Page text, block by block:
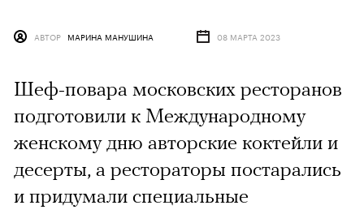
АВТОР МАРИНА МАНУШИНА 08 МАРТА 2023
Шеф-повара московских ресторанов
подготовили к Международному
женскому дню авторские коктейли и
десерты, а рестораторы постарались
и придумали специальные